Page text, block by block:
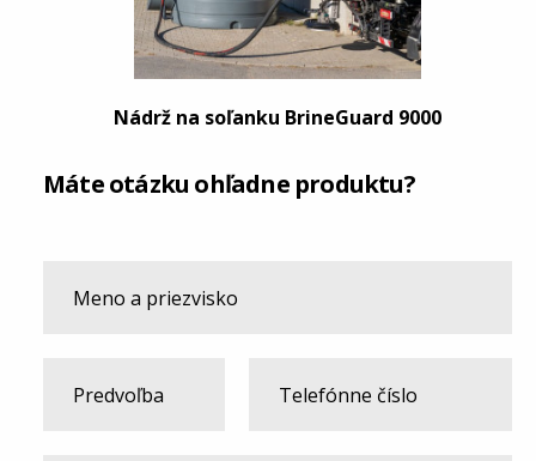
Nádrž na soľanku BrineGuard 9000
Máte otázku ohľadne produktu?